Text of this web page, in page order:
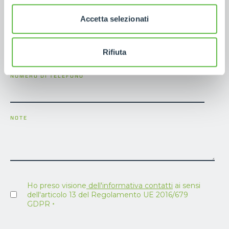
Accetta selezionati
Rifiuta
NUMERO DI TELEFONO
NOTE
Ho preso visione dell'informativa contatti ai sensi
dell'articolo 13 del Regolamento UE 2016/679
GDPR *